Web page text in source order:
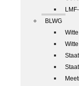
BLWG